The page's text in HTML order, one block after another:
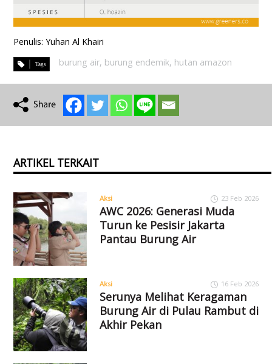
Penulis: Yuhan Al Khairi
burung air, burung endemik, hutan amazon
ARTIKEL TERKAIT
Aksi 23 Feb 2026
AWC 2026: Generasi Muda
Turun ke Pesisir Jakarta
Pantau Burung Air
Aksi 16 Feb 2026
Serunya Melihat Keragaman
Burung Air di Pulau Rambut di
Akhir Pekan